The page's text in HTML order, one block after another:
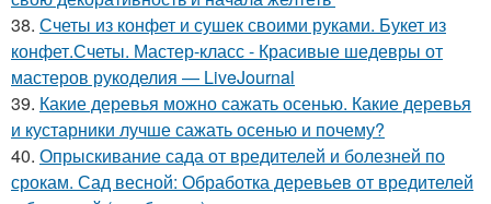
38. Счеты из конфет и сушек своими руками. Букет из
конфет.Счеты. Мастер-класс - Красивые шедевры от
мастеров рукоделия — LiveJournal
39. Какие деревья можно сажать осенью. Какие деревья
и кустарники лучше сажать осенью и почему?
40. Опрыскивание сада от вредителей и болезней по
срокам. Сад весной: Обработка деревьев от вредителей